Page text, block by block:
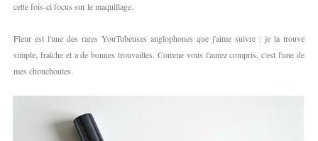
cette fois-ci focus sur le maquillage.
Fleur est l'une des rares YouTubeuses anglophones que j'aime suivre : je la trouve
simple, fraîche et a de bonnes trouvailles. Comme vous l'aurez compris, c'est l'une de
mes chouchoutes.